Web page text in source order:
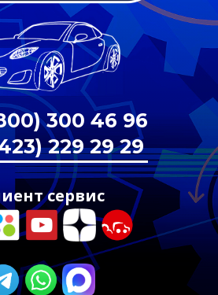
300 46 96
229 29 29
сервис